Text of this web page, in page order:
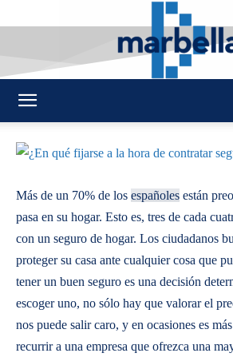
Más de un 70% de los españoles están
pasa en su hogar. Esto es, tres de cada
con un seguro de hogar. Los ciudadanos
proteger su casa ante cualquier cosa que
tener un buen seguro es una decisión
escoger uno, no sólo hay que valorar el
nos puede salir caro, y en ocasiones es
recurrir a una empresa que ofrezca una